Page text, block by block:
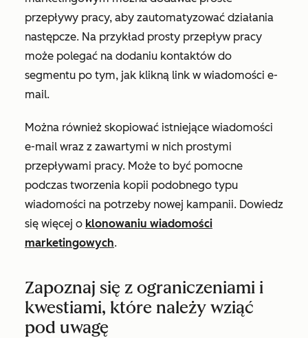
przepływy pracy, aby zautomatyzować działania
następcze. Na przykład prosty przepływ pracy
może polegać na dodaniu kontaktów do
segmentu po tym, jak klikną link w wiadomości e-
mail.
Można również skopiować istniejące wiadomości
e-mail wraz z zawartymi w nich prostymi
przepływami pracy. Może to być pomocne
podczas tworzenia kopii podobnego typu
wiadomości na potrzeby nowej kampanii. Dowiedz
się więcej o klonowaniu wiadomości
marketingowych.
Zapoznaj się z ograniczeniami i
kwestiami, które należy wziąć
pod uwagę